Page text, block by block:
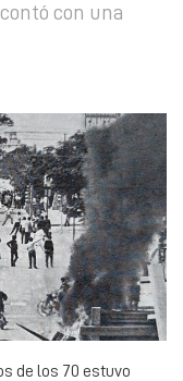
con una
de los 70 estuvo